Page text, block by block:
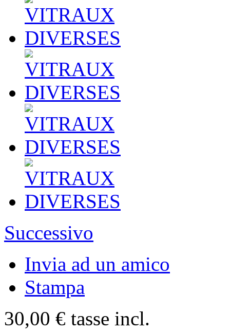
Successivo
Invia ad un amico
Stampa
30,00 € tasse incl.